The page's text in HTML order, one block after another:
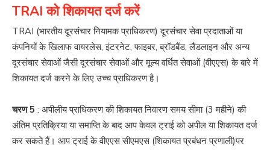
TRAI को शिकायत दर्ज करें
TRAI (भारतीय दूरसंचार नियामक प्राधिकरण) दूरसंचार सेवा प्रदाताओं या
कंपनियों के खिलाफ वायरलेस, इंटरनेट, फाइबर, ब्रॉडबैंड, लैंडलाइन और अन्य
दूरसंचार सेवाओं जैसी दूरसंचार सेवाओं और मूल्य वर्धित सेवाओं (वीएएस) के बारे में
शिकायत दर्ज करने के लिए उच्च प्राधिकरण है।
चरण 5 : अपीलीय प्राधिकरण की शिकायत निवारण समय सीमा (3 महीने) की
अंतिम प्रतिक्रिया या समाप्ति के बाद आप केवल ट्राई को अपील या शिकायत दर्ज
कर सकते हैं। आप ट्राई के वीएएस सीएमएस (शिकायत प्रबंधन प्रणाली)पर